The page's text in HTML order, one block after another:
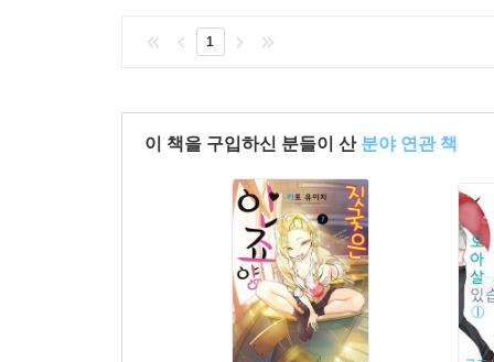
1
이 책을 구입하신 분들이 산 분야 연관 책